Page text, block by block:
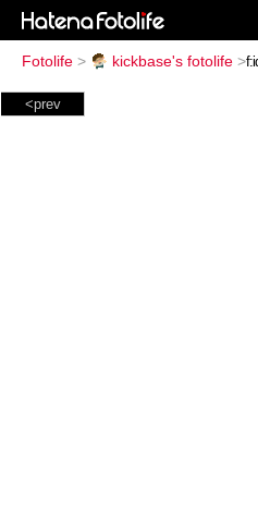
Fotolife > kickbase's fotolife >
<prev